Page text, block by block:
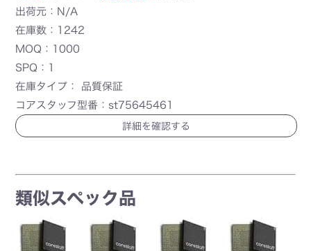
出荷元：N/A
在庫数：1242
MOQ：1000
SPQ：1
在庫タイプ： 品質保証
コアスタッフ型番：st75645461
詳細を確認する
類似スペック品